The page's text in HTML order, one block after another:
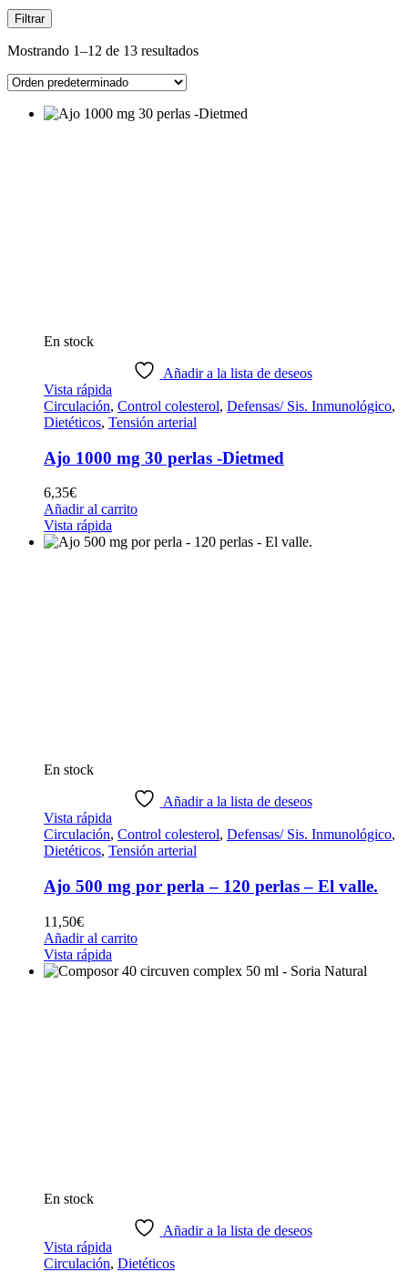
Filtrar
Mostrando 1–12 de 13 resultados
En stock
Añadir a la lista de deseos
Vista rápida
Circulación, Control colesterol, Defensas/ Sis. Inmunológico,
Dietéticos, Tensión arterial
Ajo 1000 mg 30 perlas -Dietmed
6,35€
Añadir al carrito
Vista rápida
En stock
Añadir a la lista de deseos
Vista rápida
Circulación, Control colesterol, Defensas/ Sis. Inmunológico,
Dietéticos, Tensión arterial
Ajo 500 mg por perla – 120 perlas – El valle.
11,50€
Añadir al carrito
Vista rápida
En stock
Añadir a la lista de deseos
Vista rápida
Circulación, Dietéticos